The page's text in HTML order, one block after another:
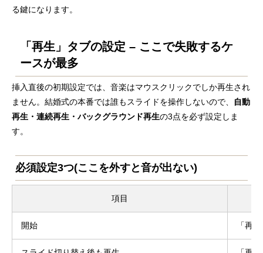
る鍵になります。
「再生」タブの設定 – ここで失敗するケ
ースが最多
挿入直後の初期設定では、音楽はマウスクリックでしか再生され
ません。結婚式の本番では誰もスライドを操作しないので、
自動
再生・連続再生・バックグラウンド再生の3点を必ず設定しま
す。
必須設定3つ(ここを外すと音が出ない)
項目
開始 「再